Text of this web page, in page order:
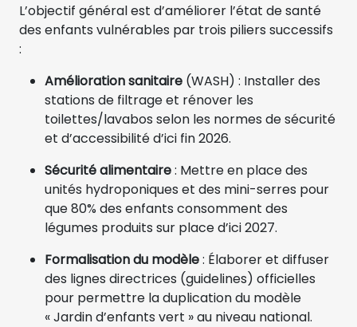
L’objectif général est d’améliorer l’état de santé
des enfants vulnérables par trois piliers successifs
:
Amélioration sanitaire (WASH) : Installer des
stations de filtrage et rénover les
toilettes/lavabos selon les normes de sécurité
et d’accessibilité d’ici fin 2026.
Sécurité alimentaire: Mettre en place des
unités hydroponiques et des mini-serres pour
que 80% des enfants consomment des
légumes produits sur place d’ici 2027.
Formalisation du modèle: Élaborer et diffuser
des lignes directrices (guidelines) officielles
pour permettre la duplication du modèle
« Jardin d’enfants vert » au niveau national.